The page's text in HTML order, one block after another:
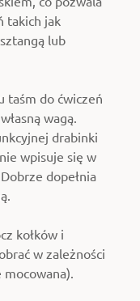
takich jak
lub
taśm do ćwiczeń
wagą.
drabinki
wpisuje się w
dopełnia
kołków i
w zależności